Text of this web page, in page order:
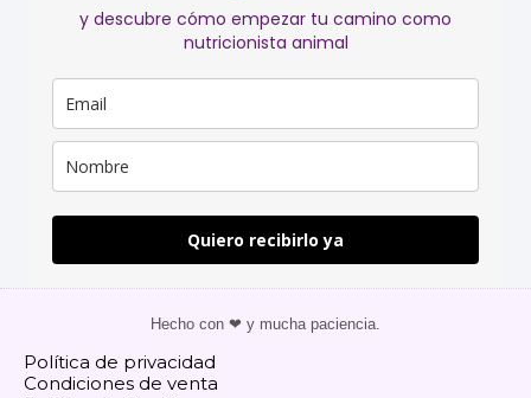
y descubre cómo empezar tu camino como
nutricionista animal
Quiero recibirlo ya
Hecho con ❤ y mucha paciencia.
Política de privacidad
Condiciones de venta